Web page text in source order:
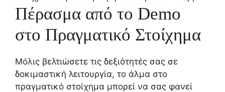
Πέρασμα από το Demo
στο Πραγματικό Στοίχημα
Μόλις βελτιώσετε τις δεξιότητές σας σε
δοκιμαστική λειτουργία, το άλμα στο
πραγματικό στοίχημα μπορεί να σας φανεί